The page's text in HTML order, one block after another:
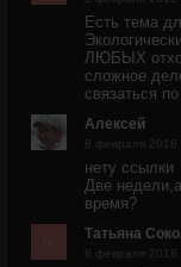
Есть тема
ЛЮБЫХ
сложное
связаться
Алексей
8 февраля 2018
нету ссылки
Две
время?
Татьяна
8 февраля 2018